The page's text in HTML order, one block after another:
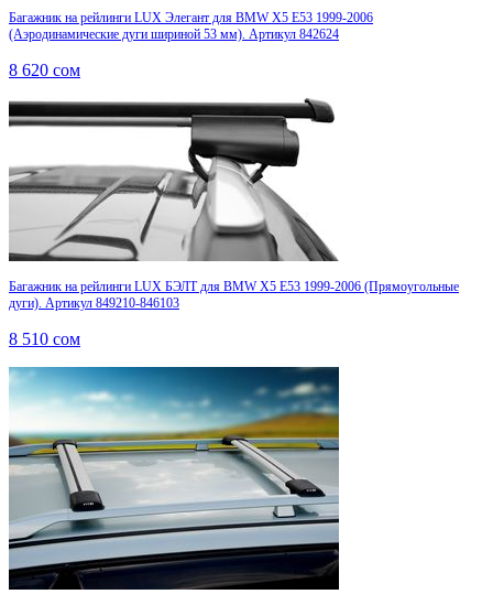
Багажник на рейлинги LUX Элегант для BMW X5 E53 1999-2006
(Аэродинамические дуги шириной 53 мм). Артикул 842624
8 620 сом
Багажник на рейлинги LUX БЭЛТ для BMW X5 E53 1999-2006 (Прямоугольные
дуги). Артикул 849210-846103
8 510 сом